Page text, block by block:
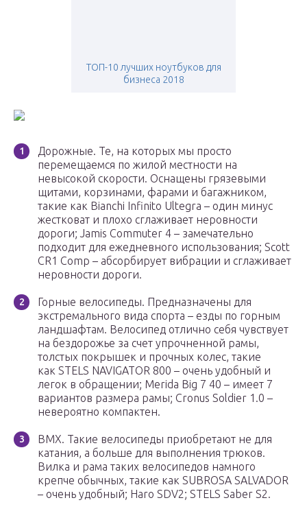
ТОП-10 лучших ноутбуков для
бизнеса 2018
Дорожные. Те, на которых мы просто
перемещаемся по жилой местности на
невысокой скорости. Оснащены грязевыми
щитами, корзинами, фарами и багажником,
такие как Bianchi Infinito Ultegra – один минус
жестковат и плохо сглаживает неровности
дороги; Jamis Commuter 4 – замечательно
подходит для ежедневного использования; Scott
CR1 Comp – абсорбирует вибрации и сглаживает
неровности дороги.
Горные велосипеды. Предназначены для
экстремального вида спорта – езды по горным
ландшафтам. Велосипед отлично себя чувствует
на бездорожье за счет упрочненной рамы,
толстых покрышек и прочных колес, такие
как STELS NAVIGATOR 800 – очень удобный и
легок в обращении; Merida Big 7 40 – имеет 7
вариантов размера рамы; Cronus Soldier 1.0 –
невероятно компактен.
ВМХ. Такие велосипеды приобретают не для
катания, а больше для выполнения трюков.
Вилка и рама таких велосипедов намного
крепче обычных, такие как SUBROSA SALVADOR
– очень удобный; Haro SDV2; STELS Saber S2.